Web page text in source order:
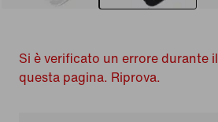
Si è verificato un errore durante
questa pagina. Riprova.